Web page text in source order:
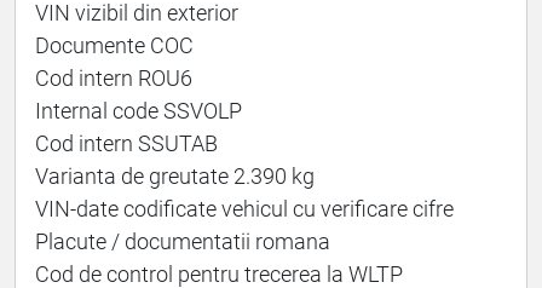
VIN vizibil din exterior
Documente COC
Cod intern ROU6
Internal code SSVOLP
Cod intern SSUTAB
Varianta de greutate 2.390 kg
VIN-date codificate vehicul cu verificare cifre
Placute / documentatii romana
Cod de control pentru trecerea la WLTP